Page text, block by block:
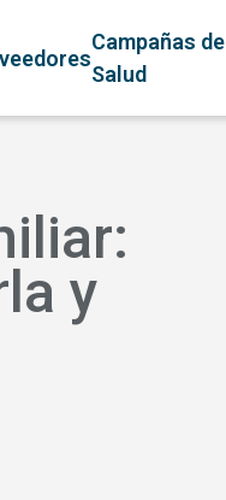
Campañas de
Salud
y